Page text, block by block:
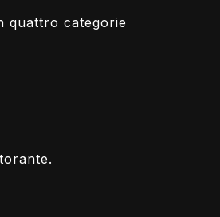
quattro categorie